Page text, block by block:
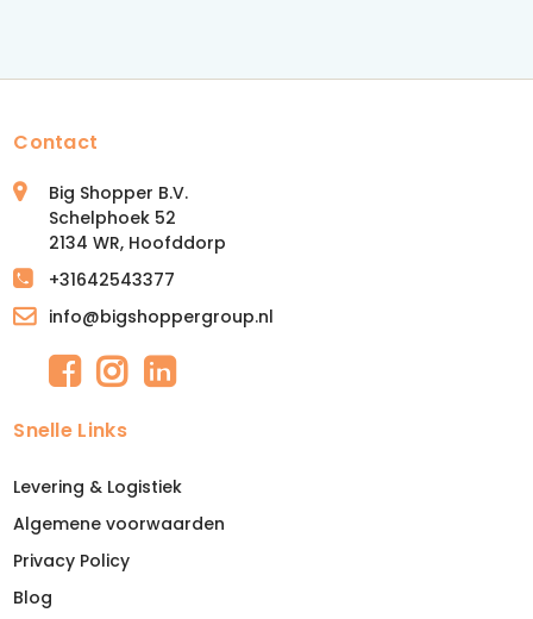
Contact
Big Shopper B.V.
Schelphoek 52
2134 WR, Hoofddorp
+31642543377
info@bigshoppergroup.nl
Snelle Links
Levering & Logistiek
Algemene voorwaarden
Privacy Policy
Blog